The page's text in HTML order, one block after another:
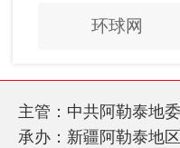
环球网
主管：中共阿勒泰地
承办：新疆阿勒泰地